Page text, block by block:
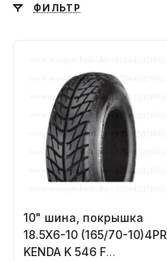
ФИЛЬТР
10" шина, покрышка
18.5X6-10 (165/70-10)4PR
KENDA K 546 F